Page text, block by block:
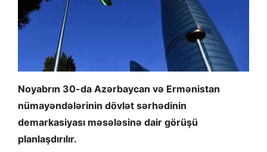
Noyabrın 30-da Azərbaycan və Ermənistan
nümayəndələrinin dövlət sərhədinin
demarkasiyası məsələsinə dair görüşü
planlaşdırılır.